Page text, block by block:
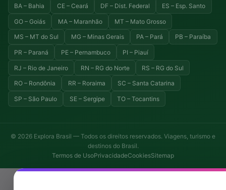
BA – Bahia CE – Ceará DF – Dist. Federal ES – Esp. Santo
GO – Goiás MA – Maranhão MT – Mato Grosso
MS – MT do Sul MG – Minas Gerais PA – Pará PB – Paraíba
PR – Paraná PE – Pernambuco PI – Piauí
RJ – Rio de Janeiro RN – RG do Norte RS – RG do Sul
RO – Rondônia RR – Roraima SC – Santa Catarina
SP – São Paulo SE – Sergipe TO – Tocantins
© 2026 Explora Brasil — Todos os direitos reservados. Viagens, turismo e
destinos do Brasil.
Termos de UsoPrivacidadeCookiesSitemap